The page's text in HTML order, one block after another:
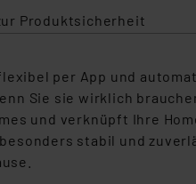
Produktsicherheit
per App und
Sie sie wirklich
und verknüpft Ihre
stabil und